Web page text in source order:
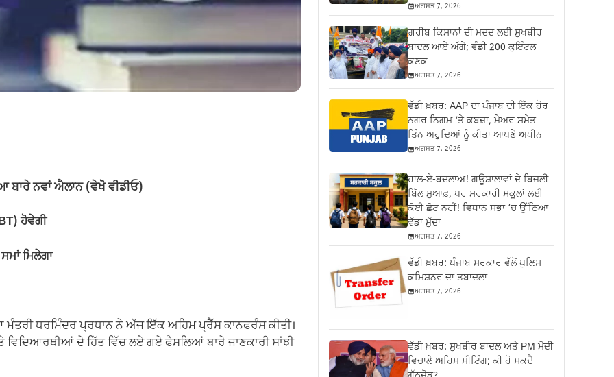
ਬਾਰੇ ਨਵਾਂ ਐਲਾਨ (ਵੇਖੋ ਵੀਡੀਓ)
ਹੋਵੇਗੀ
ਮਿਲੇਗਾ
ਮੰਤਰੀ ਧਰਮਿੰਦਰ ਪ੍ਰਧਾਨ ਨੇ ਅੱਜ ਇੱਕ ਅਹਿਮ ਪ੍ਰੈੱਸ ਕਾਨਫਰੰਸ ਕੀਤੀ।
ਦੇ ਹਿੱਤ ਵਿੱਚ ਲਏ ਗਏ ਫੈਸਲਿਆਂ ਬਾਰੇ ਜਾਣਕਾਰੀ ਸਾਂਝੀ
ਅਗਸਤ 7, 2026
ਗ਼ਰੀਬ ਕਿਸਾਨਾਂ ਦੀ ਮਦਦ ਲਈ ਸੁਖਬੀਰ
ਬਾਦਲ ਆਏ ਅੱਗੇ; ਵੰਡੀ 200 ਕੁਇੰਟਲ
ਕਣਕ
ਅਗਸਤ 7, 2026
ਵੱਡੀ ਖ਼ਬਰ: AAP ਦਾ ਪੰਜਾਬ ਦੀ ਇੱਕ ਹੋਰ
ਨਗਰ ਨਿਗਮ ‘ਤੇ ਕਬਜ਼ਾ, ਮੇਅਰ ਸਮੇਤ
ਤਿੰਨ ਅਹੁਦਿਆਂ ਨੂੰ ਕੀਤਾ ਆਪਣੇ ਅਧੀਨ
ਅਗਸਤ 7, 2026
ਹਾਲ-ਏ-ਬਦਲਾਅ! ਗਊਸ਼ਾਲਾਵਾਂ ਦੇ ਬਿਜਲੀ
ਬਿੱਲ ਮੁਆਫ਼, ਪਰ ਸਰਕਾਰੀ ਸਕੂਲਾਂ ਲਈ
ਕੋਈ ਛੋਟ ਨਹੀਂ! ਵਿਧਾਨ ਸਭਾ ‘ਚ ਉੱਠਿਆ
ਵੱਡਾ ਮੁੱਦਾ
ਅਗਸਤ 7, 2026
ਵੱਡੀ ਖ਼ਬਰ: ਪੰਜਾਬ ਸਰਕਾਰ ਵੱਲੋਂ ਪੁਲਿਸ
ਕਮਿਸ਼ਨਰ ਦਾ ਤਬਾਦਲਾ
ਅਗਸਤ 7, 2026
ਵੱਡੀ ਖ਼ਬਰ: ਸੁਖਬੀਰ ਬਾਦਲ ਅਤੇ PM ਮੋਦੀ
ਵਿਚਾਲੇ ਅਹਿਮ ਮੀਟਿੰਗ; ਕੀ ਹੋ ਸਕਦੈ